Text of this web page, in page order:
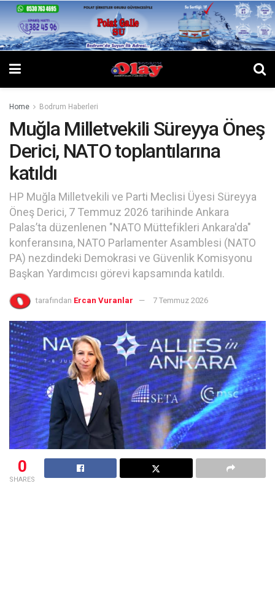
Home Bodrum Haberleri
Muğla Milletvekili Süreyya Öneş
Derici, NATO toplantılarına
katıldı
HP Muğla Milletvekili ve Parti Meclisi Üyesi Süreyya
Öneş Derici, 7 Temmuz 2026 tarihinde Ankara
Palas’ta düzenlenen "NATO Müttefikleri Ankara'da"
konferansına, NATO Parlamenter Asamblesi (NATO
PA) nezdindeki Demokrasi ve Güvenlik Komisyonu
Başkan Yardımcısı görevi kapsamında katıldı.
tarafından Ercan Vuranlar 7 Temmuz 2026
0
SHARES